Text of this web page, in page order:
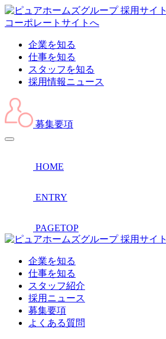
採用サイト
コーポレートサイトへ
企業を知る
仕事を知る
スタッフを知る
採用情報ニュース
募集要項
HOME
ENTRY
PAGETOP
採用サイト
企業を知る
仕事を知る
スタッフ紹介
採用ニュース
募集要項
よくある質問